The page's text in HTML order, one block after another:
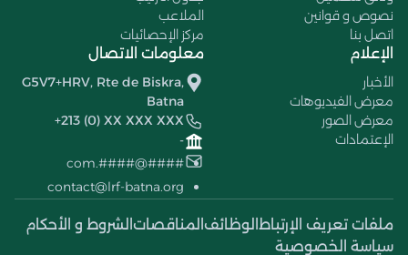
نصوص و قوانين
اتصل بنا
الملاعب
مركز الإحصائيات
الإعلام
الأخبار
معرض الفيديوهات
معرض الصور
الإعتمادات
معلومات الاتصال
G5V7+HRV, Rte de Biskra,
Batna
+213 (0) XX XXX XXX
-
####@####.com
contact@lrf-batna.org
ملفات تعريف الإرتباط الوظائف المناقصات الشروط و الأحكام
سياسة الخصوصية